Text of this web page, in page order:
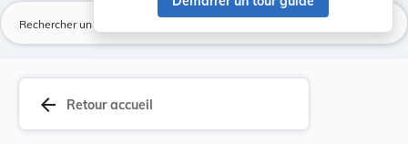
arrow_back Retour accueil